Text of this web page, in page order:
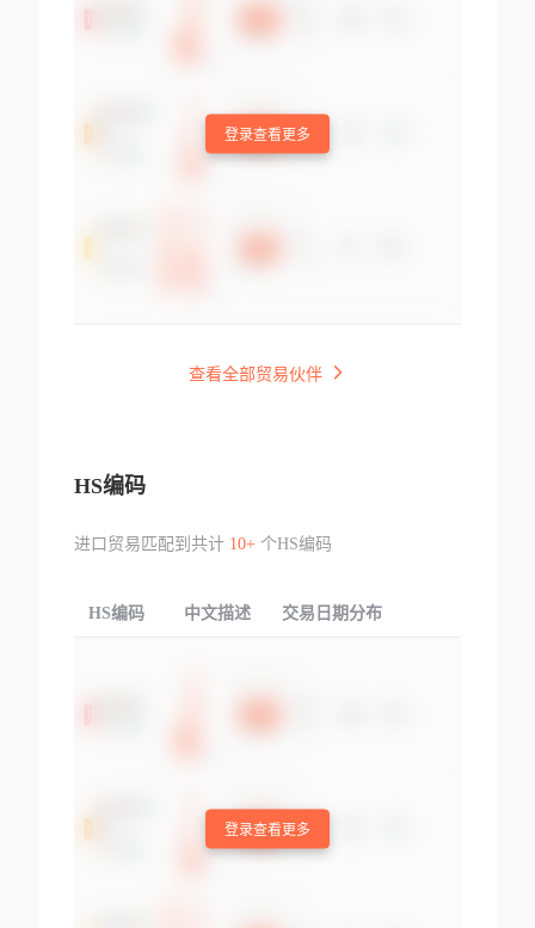
登录查看更多
查看全部贸易伙伴
HS编码
进口贸易匹配到共计 10+个HS编码
HS编码 中文描述 交易日期分布
登录查看更多